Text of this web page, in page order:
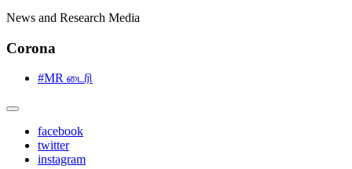
News and Research Media
Corona
#MR டைரி
facebook
twitter
instagram